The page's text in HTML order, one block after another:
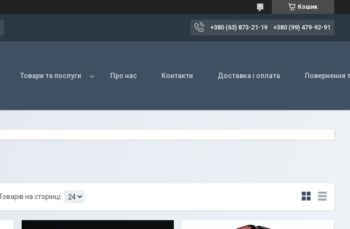
Кошик
+380 (63) 873-21-19 +380 (99) 479-92-91
Товари та послуги Про нас Контакти Доставка і оплата Повернення